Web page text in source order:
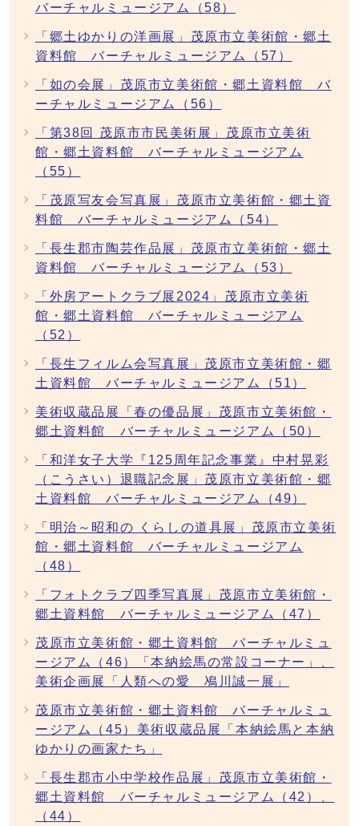
バーチャルミュージアム（58）
「郷土ゆかりの洋画展」茂原市立美術館・郷土
資料館 バーチャルミュージアム（57）
「如の会展」茂原市立美術館・郷土資料館 バ
ーチャルミュージアム（56）
「第38回 茂原市市民美術展」茂原市立美術
館・郷土資料館 バーチャルミュージアム
（55）
「茂原写友会写真展」茂原市立美術館・郷土資
料館 バーチャルミュージアム（54）
「長生郡市陶芸作品展」茂原市立美術館・郷土
資料館 バーチャルミュージアム（53）
「外房アートクラブ展2024」茂原市立美術
館・郷土資料館 バーチャルミュージアム
（52）
「長生フィルム会写真展」茂原市立美術館・郷
土資料館 バーチャルミュージアム（51）
美術収蔵品展「春の優品展」茂原市立美術館・
郷土資料館 バーチャルミュージアム（50）
「和洋女子大学『125周年記念事業』中村晃彩
（こうさい）退職記念展」茂原市立美術館・郷
土資料館 バーチャルミュージアム（49）
「明治～昭和の くらしの道具展」茂原市立美術
館・郷土資料館 バーチャルミュージアム
（48）
「フォトクラブ四季写真展」茂原市立美術館・
郷土資料館 バーチャルミュージアム（47）
茂原市立美術館・郷土資料館 バーチャルミュ
ージアム（46）「本納絵馬の常設コーナー」、
美術企画展「人類への愛 鳰川誠一展」
茂原市立美術館・郷土資料館 バーチャルミュ
ージアム（45）美術収蔵品展「本納絵馬と本納
ゆかりの画家たち」
「長生郡市小中学校作品展」茂原市立美術館・
郷土資料館 バーチャルミュージアム（42）、
（44）